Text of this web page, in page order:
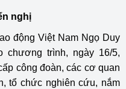
nghị
động Việt Nam Ngọ Duy
chương trình, ngày 16/5,
công đoàn, các cơ quan
tổ chức nghiên cứu, nắm